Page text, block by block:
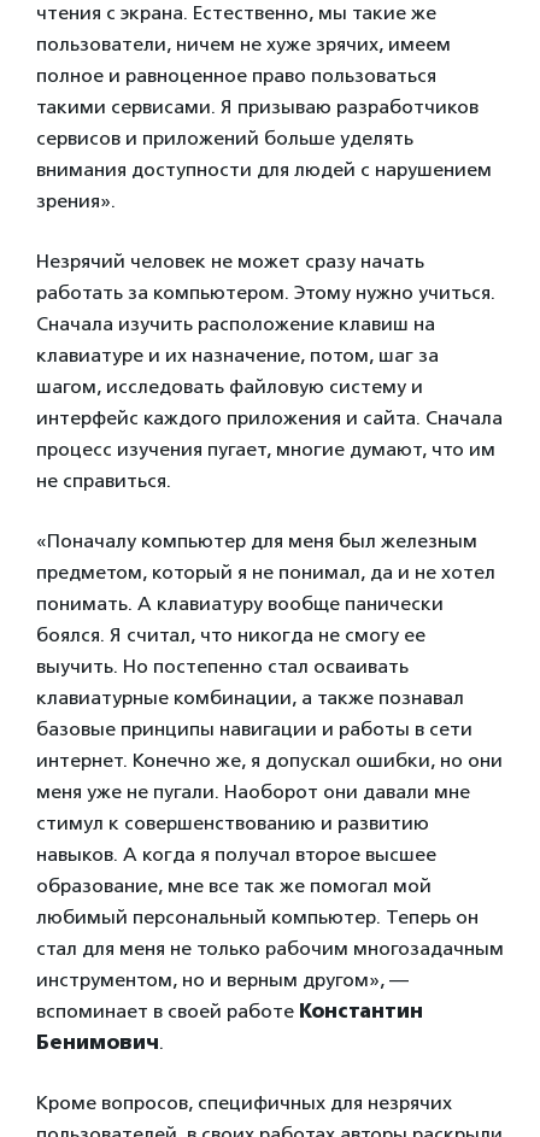
чтения с экрана. Естественно, мы такие же
пользователи, ничем не хуже зрячих, имеем
полное и равноценное право пользоваться
такими сервисами. Я призываю разработчиков
сервисов и приложений больше уделять
внимания доступности для людей с нарушением
зрения».
Незрячий человек не может сразу начать
работать за компьютером. Этому нужно учиться.
Сначала изучить расположение клавиш на
клавиатуре и их назначение, потом, шаг за
шагом, исследовать файловую систему и
интерфейс каждого приложения и сайта. Сначала
процесс изучения пугает, многие думают, что им
не справиться.
«Поначалу компьютер для меня был железным
предметом, который я не понимал, да и не хотел
понимать. А клавиатуру вообще панически
боялся. Я считал, что никогда не смогу ее
выучить. Но постепенно стал осваивать
клавиатурные комбинации, а также познавал
базовые принципы навигации и работы в сети
интернет. Конечно же, я допускал ошибки, но они
меня уже не пугали. Наоборот они давали мне
стимул к совершенствованию и развитию
навыков. А когда я получал второе высшее
образование, мне все так же помогал мой
любимый персональный компьютер. Теперь он
стал для меня не только рабочим многозадачным
инструментом, но и верным другом», —
вспоминает в своей работе Константин
Бенимович.
Кроме вопросов, специфичных для незрячих